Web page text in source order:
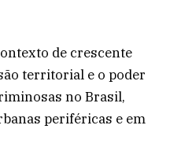
de crescente
territorial e o poder
no Brasil,
periféricas e em